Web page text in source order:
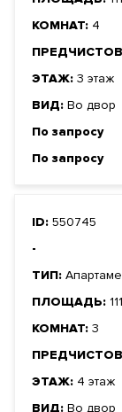
КОМНАТ: 4
ЭТАЖ: 3 этаж
ВИД: Во двор
По запросу
По запросу
ID: 550745
-
ТИП:
ПЛОЩАДЬ:
КОМНАТ: 3
ЭТАЖ: 4 этаж
ВИД: Во двор